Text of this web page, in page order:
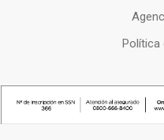
Política